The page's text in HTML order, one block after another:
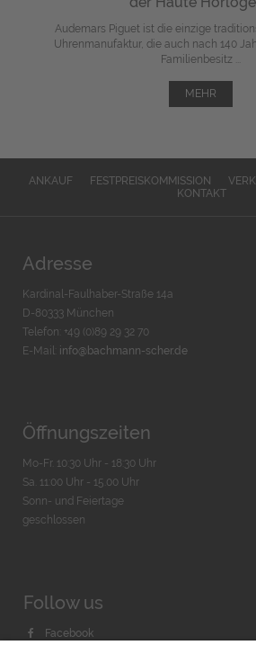
Audemars Piguet ist die einzige
Uhrenmanufaktur, die auch nach 140
Familienbesitz ...
MEHR
ANKAUF FESTPREISKOMMISSION
KONTAKT
Adresse
Kardinal-Faulhaber-Straße 14a
D-80333 München
Telefon: +49 (0)89 29 32 70
E-Mail: info@bachmann-scher.de
Öffnungszeiten
Mo-Fr. 10:30 Uhr - 18:30 Uhr
Sa. 11:00 Uhr - 15.00 Uhr
Sonn- und Feiertage
geschlossen
Follow us
Facebook